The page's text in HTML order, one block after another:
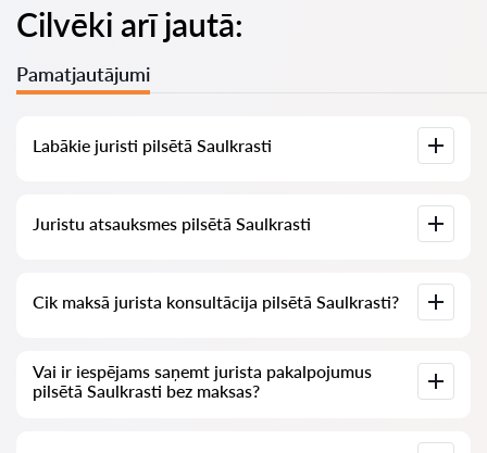
Cilvēki arī jautā:
Pamatjautājumi
Labākie juristi pilsētā Saulkrasti
pilnīgu informāciju: cenas, atsauksmes, tālruņa numurs un
Juristu atsauksmes pilsētā Saulkrasti
juristiem, mēs neizdzēšam negatīvas atsauksmes un nav
iespēju tās manipulēt.
Cik maksā jurista konsultācija pilsētā Saulkrasti?
vairāk (cenas var mainīties atkarībā no jautājuma sarežģītības
un atbildes formas).
Vai ir iespējams saņemt jurista pakalpojumus
pilsētā Saulkrasti bez maksas?